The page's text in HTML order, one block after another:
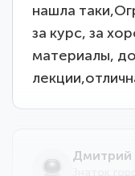
нашла
за курс, за
материалы,
Дмитрий